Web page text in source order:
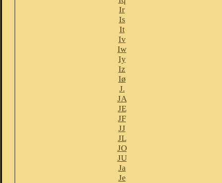
Ir
Is
It
Iv
Iw
Iy
Iz
Iø
J.
JA
JE
JF
JJ
JL
JO
JU
Ja
Je